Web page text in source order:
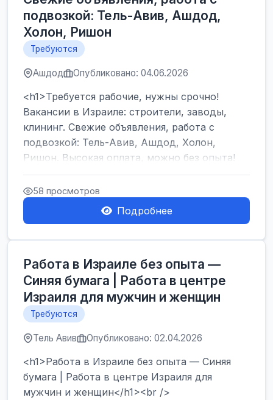
подвозкой: Тель-Авив, Ашдод,
Холон, Ришон
Требуются
Ашдод Опубликовано: 04.06.2026
<h1>Требуется рабочие, нужны срочно!
Вакансии в Израиле: строители, заводы,
клининг. Свежие объявления, работа с
подвозкой: Тель-Авив, Ашдод, Холон,
Ришон. Высокая оплата, можно без опыта!
</h1><br />
... 58 просмотров
Подробнее
Работа в Израиле без опыта —
Синяя бумага | Работа в центре
Израиля для мужчин и женщин
Требуются
Тель Авив Опубликовано: 02.04.2026
<h1>Работа в Израиле без опыта — Синяя
бумага | Работа в центре Израиля для
мужчин и женщин</h1><br />